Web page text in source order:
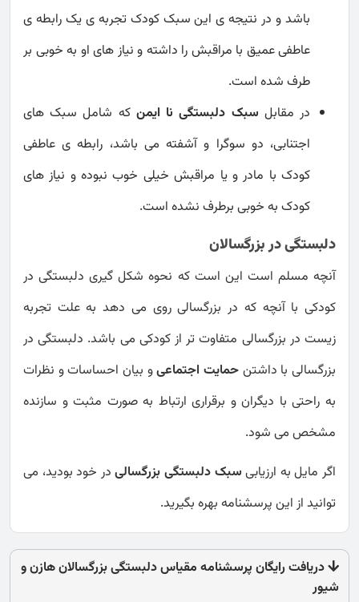
باشد و در نتیجه ی این سبک کودک تجربه ی یک رابطه ی
عاطفی عمیق با مراقبش را داشته و نیاز های او به خوبی بر
طرف شده است.
در مقابل سبک دلبستگی نا ایمن که شامل سبک های
اجتنابی، دو سوگرا و آشفته می باشد، رابطه ی عاطفی
کودک با مادر و یا مراقبش خیلی خوب نبوده و نیاز های
کودک به خوبی برطرف نشده است.
دلبستگی در بزرگسالان
آنچه مسلم است این است که نحوه شکل گیری دلبستگی در
کودکی با آنچه که در بزرگسالی روی می دهد به علت تجربه
زیست در بزرگسالی متفاوت تر از کودکی می باشد. دلبستگی در
بزرگسالی با داشتنحمایت اجتماعیو بیان احساسات و نظرات
به راحتی با دیگران و برقراری ارتباط به صورت مثبت و سازنده
مشخص می شود.
اگر مایل به ارزیابیسبک دلبستگی بزرگسالیدر خود بودید، می
توانید از این پرسشنامه بهره بگیرید.
دریافت رایگان پرسشنامه مقیاس دلبستگی بزرگسالان هازن و
شیور